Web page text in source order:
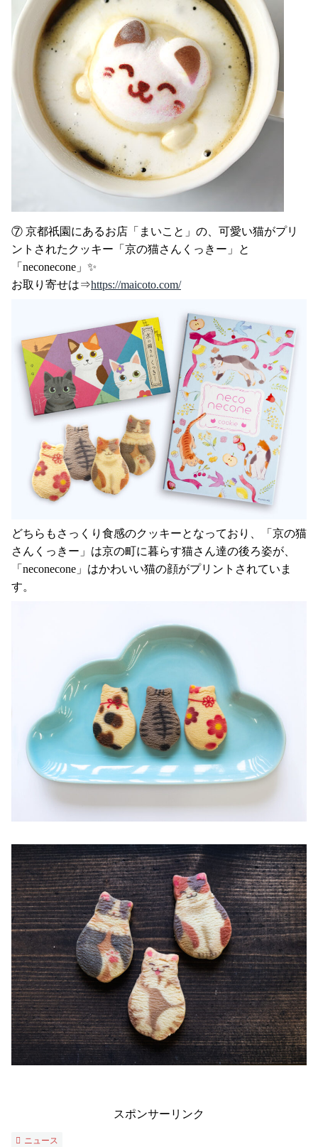
⑦ 京都祇園にあるお店「まいこと」の、可愛い猫がプリ
ントされたクッキー「京の猫さんくっきー」と
「neconecone」✨
お取り寄せは⇒https://maicoto.com/
どちらもさっくり食感のクッキーとなっており、「京の猫
さんくっきー」は京の町に暮らす猫さん達の後ろ姿が、
「neconecone」はかわいい猫の顔がプリントされていま
す。
スポンサーリンク
ニュース